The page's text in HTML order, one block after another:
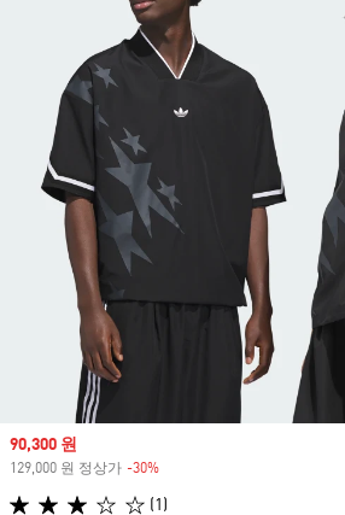
Sale price
90,300 원
129,000 원 정상가 -30%
(1)